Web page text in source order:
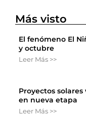
Más visto
El fenómeno El
y octubre
Leer Más >>
Proyectos
en nueva etapa
Leer Más >>